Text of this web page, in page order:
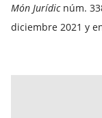
Món Jurídicnúm.
diciembre 2021 y